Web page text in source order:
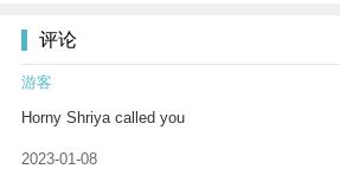
评论
游客
Horny Shriya called you
2023-01-08